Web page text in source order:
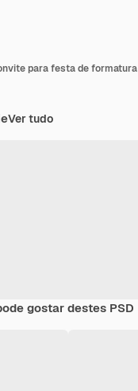
para festa de formatura
Ver tudo
gostar destes PSD